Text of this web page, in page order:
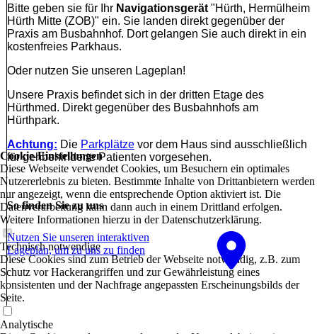
Bitte geben sie für Ihr Navigationsgerät "Hürth, Hermülheim
Hürth Mitte (ZOB)" ein. Sie landen direkt gegenüber der
Praxis am Busbahnhof. Dort gelangen Sie auch direkt in ein
kostenfreies Parkhaus.
Oder nutzen Sie unseren Lageplan!
Unsere Praxis befindet sich in der dritten Etage des
Hürthmed. Direkt gegenüber des Busbahnhofs am
Hürthpark.
Achtung: Die Parkplätzevor dem Haus sind ausschließlich
für gehbehinderte Patienten vorgesehen.
So finden Sie zu uns
Nutzen Sie unseren interaktiven
La­ge­plan, um zu uns zu finden
Cookie-Einstellungen
Diese Webseite verwendet Cookies, um Besuchern ein optimales
Nutzererlebnis zu bieten. Bestimmte Inhalte von Drittanbietern werden
nur angezeigt, wenn die entsprechende Option aktiviert ist. Die
Datenverarbeitung kann dann auch in einem Drittland erfolgen.
Weitere Informationen hierzu in der Datenschutzerklärung.
Technisch notwendige
Diese Cookies sind zum Betrieb der Webseite notwendig, z.B. zum
Schutz vor Hackerangriffen und zur Gewährleistung eines
konsistenten und der Nachfrage angepassten Erscheinungsbilds der
Seite.
Analytische